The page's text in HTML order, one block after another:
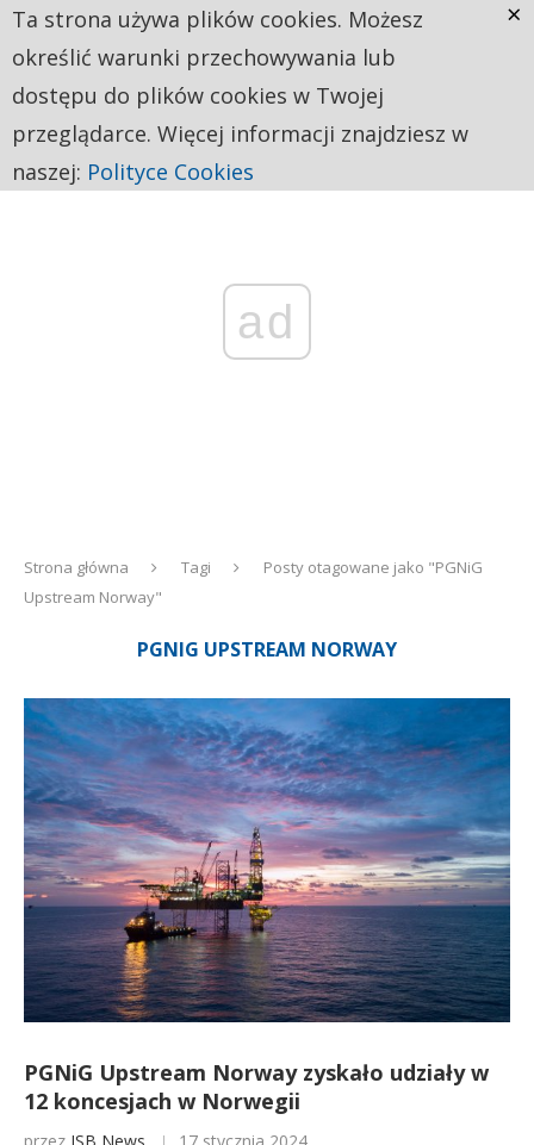
ad
Strona główna Tagi
Posty otagowane jako "PGNiG
Upstream Norway"
PGNIG UPSTREAM NORWAY
PGNiG Upstream Norway zyskało udziały w
12 koncesjach w Norwegii
Ta strona używa plików cookies. Możesz
określić warunki przechowywania lub
dostępu do plików cookies w Twojej
przeglądarce. Więcej informacji znajdziesz w
naszej: Polityce Cookies
×